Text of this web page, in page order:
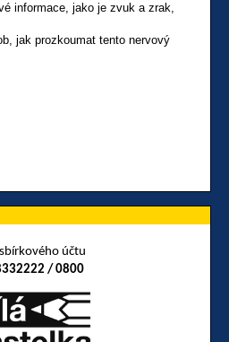
informace, jako je zvuk a zrak,
jak prozkoumat tento nervový
účtu
/ 0800